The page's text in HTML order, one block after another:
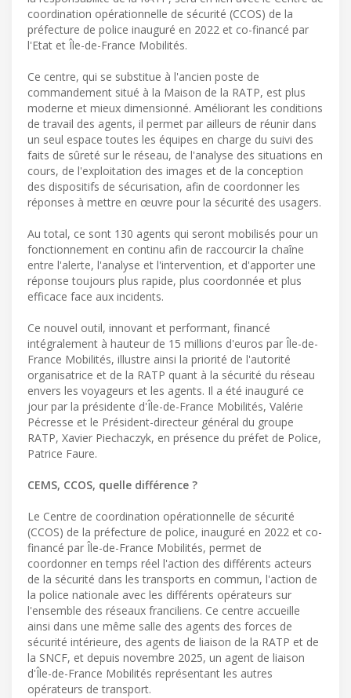
coordination opérationnelle de sécurité (CCOS) de la
préfecture de police inauguré en 2022 et co-financé par
l'Etat et Île-de-France Mobilités.
Ce centre, qui se substitue à l'ancien poste de
commandement situé à la Maison de la RATP, est plus
moderne et mieux dimensionné. Améliorant les conditions
de travail des agents, il permet par ailleurs de réunir dans
un seul espace toutes les équipes en charge du suivi des
faits de sûreté sur le réseau, de l'analyse des situations en
cours, de l'exploitation des images et de la conception
des dispositifs de sécurisation, afin de coordonner les
réponses à mettre en œuvre pour la sécurité des usagers.
Au total, ce sont 130 agents qui seront mobilisés pour un
fonctionnement en continu afin de raccourcir la chaîne
entre l'alerte, l'analyse et l'intervention, et d'apporter une
réponse toujours plus rapide, plus coordonnée et plus
efficace face aux incidents.
Ce nouvel outil, innovant et performant, financé
intégralement à hauteur de 15 millions d'euros par Île-de-
France Mobilités, illustre ainsi la priorité de l'autorité
organisatrice et de la RATP quant à la sécurité du réseau
envers les voyageurs et les agents. Il a été inauguré ce
jour par la présidente d'Île-de-France Mobilités, Valérie
Pécresse et le Président-directeur général du groupe
RATP, Xavier Piechaczyk, en présence du préfet de Police,
Patrice Faure.
CEMS, CCOS, quelle différence ?
Le Centre de coordination opérationnelle de sécurité
(CCOS) de la préfecture de police, inauguré en 2022 et co-
financé par Île-de-France Mobilités, permet de
coordonner en temps réel l'action des différents acteurs
de la sécurité dans les transports en commun, l'action de
la police nationale avec les différents opérateurs sur
l'ensemble des réseaux franciliens. Ce centre accueille
ainsi dans une même salle des agents des forces de
sécurité intérieure, des agents de liaison de la RATP et de
la SNCF, et depuis novembre 2025, un agent de liaison
d'Île-de-France Mobilités représentant les autres
opérateurs de transport.